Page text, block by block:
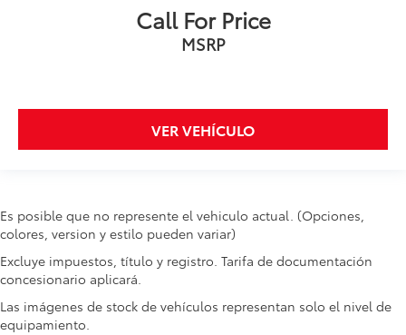
Call For Price
MSRP
VER VEHÍCULO
Es posible que no represente el vehiculo actual. (Opciones,
colores, version y estilo pueden variar)
Excluye impuestos, título y registro. Tarifa de documentación
concesionario aplicará.
Las imágenes de stock de vehículos representan solo el nivel de
equipamiento.